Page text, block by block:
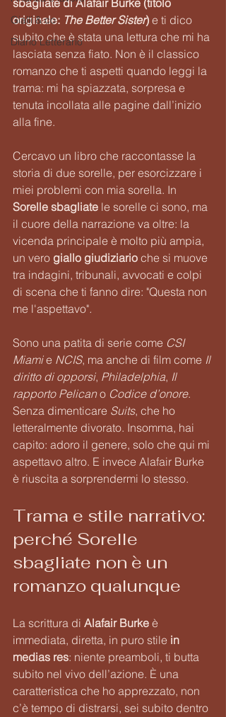
Gialli & co
Diario Letterario
sbagliate di Alafair Burke (titolo
originale: The Better Sister) e ti dico
subito che è stata una lettura che mi ha
lasciata senza fiato. Non è il classico
romanzo che ti aspetti quando leggi la
trama: mi ha spiazzata, sorpresa e
tenuta incollata alle pagine dall’inizio
alla fine.
Cercavo un libro che raccontasse la
storia di due sorelle, per esorcizzare i
miei problemi con mia sorella. In
Sorelle sbagliate le sorelle ci sono, ma
il cuore della narrazione va oltre: la
vicenda principale è molto più ampia,
un vero giallo giudiziario che si muove
tra indagini, tribunali, avvocati e colpi
di scena che ti fanno dire: "Questa non
me l'aspettavo".
Sono una patita di serie come CSI
Miami e NCIS, ma anche di film come Il
diritto di opporsi, Philadelphia, Il
rapporto Pelican o Codice d’onore.
Senza dimenticare Suits, che ho
letteralmente divorato. Insomma, hai
capito: adoro il genere, solo che qui mi
aspettavo altro. E invece Alafair Burke
è riuscita a sorprendermi lo stesso.
Trama e stile narrativo:
perché Sorelle
sbagliate non è un
romanzo qualunque
La scrittura di Alafair Burke è
immediata, diretta, in puro stile in
medias res: niente preamboli, ti butta
subito nel vivo dell’azione. È una
caratteristica che ho apprezzato, non
c’è tempo di distrarsi, sei subito dentro